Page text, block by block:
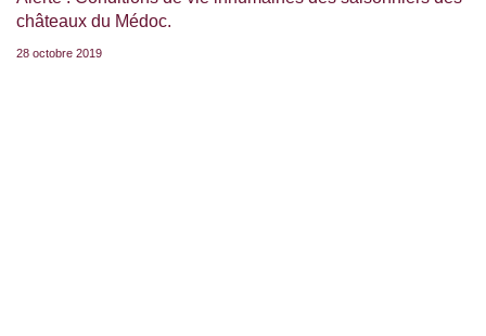
châteaux du Médoc.
28 octobre 2019